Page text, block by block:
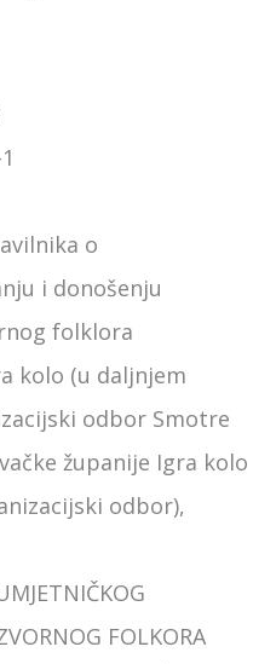
o
i donošenju
folklora
kolo (u daljnjem
odbor Smotre
županije Igra kolo
odbor),
FOLKORA